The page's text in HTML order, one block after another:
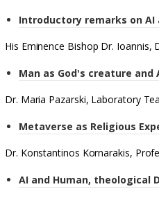
Introductory remarks on AI
His Eminence Bishop Dr.
Man as God's creature
Dr. Maria Pazarski, Laboratory
Metaverse as Religious
Dr. Konstantinos Kornarakis,
AI and Human, theological